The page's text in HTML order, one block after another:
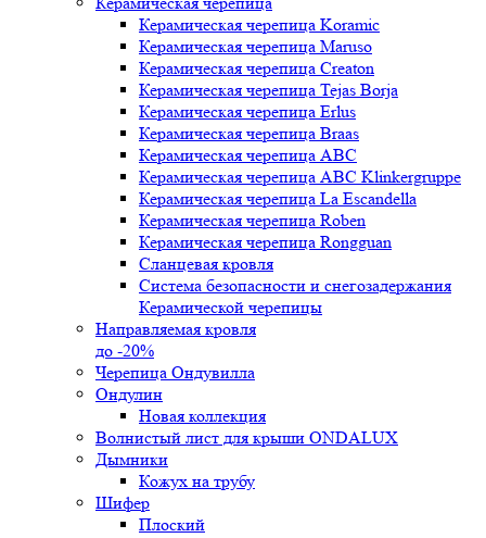
Керамическая черепица Koramic
Керамическая черепица Maruso
Керамическая черепица Creaton
Керамическая черепица Tejas Borja
Керамическая черепица Erlus
Керамическая черепица Braas
Керамическая черепица ABC
Керамическая черепица ABC Klinkergruppe
Керамическая черепица La Escandella
Керамическая черепица Roben
Керамическая черепица Rongguan
Сланцевая кровля
Система безопасности и снегозадержания
Керамической черепицы
Направляемая кровля
до -20%
Черепица Ондувилла
Ондулин
Новая коллекция
Волнистый лист для крыши ONDALUX
Дымники
Кожух на трубу
Шифер
Плоский